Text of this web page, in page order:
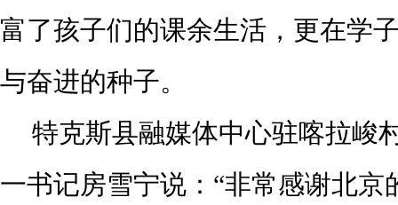
富了孩子们的课余生活，更在学
与奋进的种子。
特克斯县融媒体中心驻喀拉峻
一书记房雪宁说：“非常感谢北京